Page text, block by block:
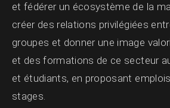
et fédérer un écosystème de la
créer des relations privilégiées
groupes et donner une image
et des formations de ce secteur
et étudiants, en proposant
stages.